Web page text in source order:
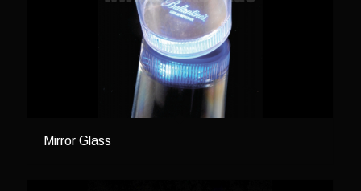
Mirror Glass